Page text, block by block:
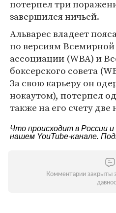
потерпел три
завершился ничьей.
Альварес владеет
по версиям Всемирной
ассоциации (WBA) и
боксерского совета
За свою карьеру он
нокаутом), потерпел
также на его счету две
Что происходит в России
нашем YouTube-канале.
Комментарии закрыты